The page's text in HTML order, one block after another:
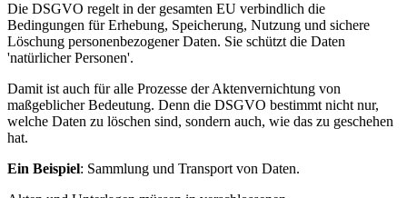
Die DSGVO regelt in der gesamten EU verbindlich die
Bedingungen für Erhebung, Speicherung, Nutzung und sichere
Löschung personenbezogener Daten. Sie schützt die Daten
'natürlicher Personen'.
Damit ist auch für alle Prozesse der Aktenvernichtung von
maßgeblicher Bedeutung. Denn die DSGVO bestimmt nicht nur,
welche Daten zu löschen sind, sondern auch, wie das zu geschehen
hat.
Ein Beispiel: Sammlung und Transport von Daten.